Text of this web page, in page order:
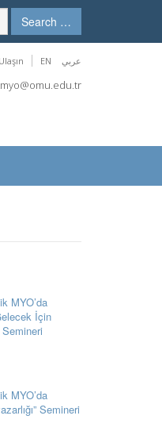
Search …
EN عربي
MYO’da
İçin
MYO’da
Semineri